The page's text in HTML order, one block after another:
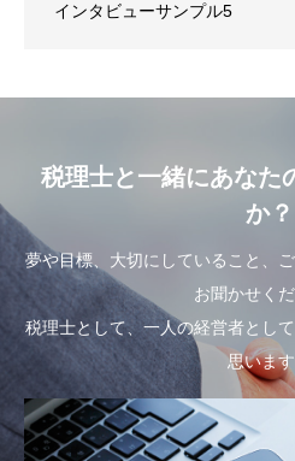
インタビューサンプル5
税理士と一緒にあなた
か？
夢や目標、大切にしていること、
お聞かせくだ
税理士として、一人の経営者とし
思います